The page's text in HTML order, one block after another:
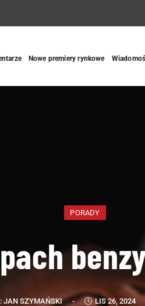
Nowe premiery rynkowe
PORADY
JAN SZYMAŃSKI - LIS 26, 2024